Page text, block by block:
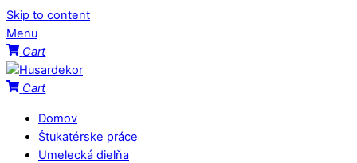
Skip to content
Menu
Cart
Cart
Domov
Štukatérske práce
Umelecká dielňa